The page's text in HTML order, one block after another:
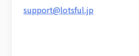
support@lotsful.jp